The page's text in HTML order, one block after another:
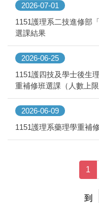
2026-07-01
1151護理系二技進修部
選課結果
2026-06-25
1151護四技及學士後生
重補修班選課（人數上限
2026-06-09
1151護理系藥理學重補
1
到